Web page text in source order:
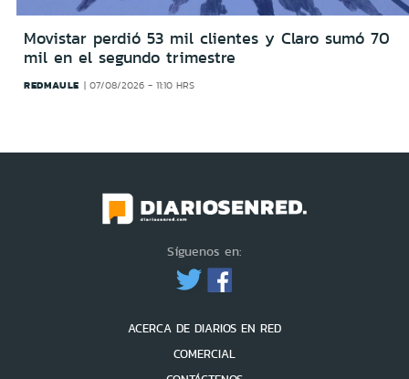
Movistar perdió 53 mil clientes y Claro sumó 70
mil en el segundo trimestre
REDMAULE 07/08/2026 - 11:10 HRS
Síguenos en:
ACERCA DE DIARIOS EN RED
COMERCIAL